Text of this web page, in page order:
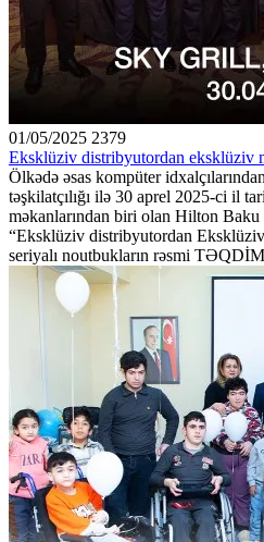
01/05/2025 2379
Eksklüziv distribyutordan eksklüziv
Ölkədə əsas kompüter
təşkilatçılığı ilə 30 aprel 2025-ci il
məkanlarından biri olan Hilton
“Eksklüziv distribyutordan
seriyalı noutbukların rəsmi